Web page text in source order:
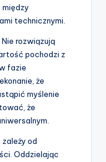
między
technicznymi.
rozwiązują
pochodzi z
fazie
że
myślenie
że
od
Oddzielając